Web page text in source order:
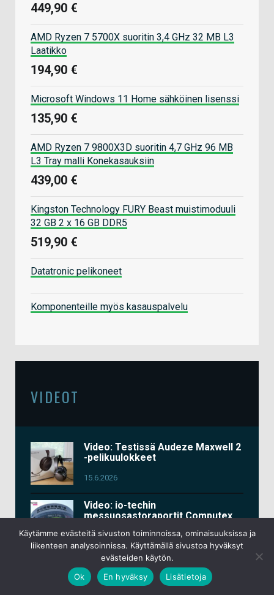
449,90 €
AMD Ryzen 7 5700X suoritin 3,4 GHz 32 MB L3
Laatikko
194,90 €
Microsoft Windows 11 Home sähköinen lisenssi
135,90 €
AMD Ryzen 7 9800X3D suoritin 4,7 GHz 96 MB
L3 Tray malli Konekasauksiin
439,00 €
Kingston Technology FURY Beast muistimoduuli
32 GB 2 x 16 GB DDR5
519,90 €
Datatronic pelikoneet
Komponenteille myös kasauspalvelu
VIDEOT
Video: Testissä Audeze Maxwell 2
-pelikuulokkeet
15.6.2026
Video: io-techin
messuosastoraportit Computex
3.6.2026
Video: Testissä Keychron K2 HE
All-Wood
Käytämme evästeitä sivuston toiminnoissa, ominaisuuksissa ja
liikenteen analysoinnissa. Käyttämällä sivustoa hyväksyt
evästeiden käytön.
Ok
En hyväksy Lisätietoja